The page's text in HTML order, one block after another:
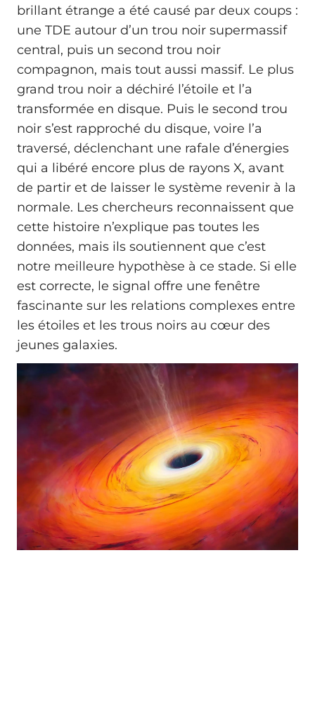
brillant étrange a été causé par deux coups :
une TDE autour d’un trou noir supermassif
central, puis un second trou noir
compagnon, mais tout aussi massif. Le plus
grand trou noir a déchiré l’étoile et l’a
transformée en disque. Puis le second trou
noir s’est rapproché du disque, voire l’a
traversé, déclenchant une rafale d’énergies
qui a libéré encore plus de rayons X, avant
de partir et de laisser le système revenir à la
normale. Les chercheurs reconnaissent que
cette histoire n’explique pas toutes les
données, mais ils soutiennent que c’est
notre meilleure hypothèse à ce stade. Si elle
est correcte, le signal offre une fenêtre
fascinante sur les relations complexes entre
les étoiles et les trous noirs au cœur des
jeunes galaxies.